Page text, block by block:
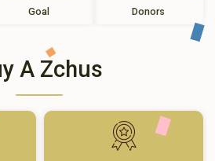
Goal Donors
A Zchus